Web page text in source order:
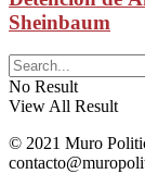
Sheinbaum
No Result
View All Result
© 2021 Muro